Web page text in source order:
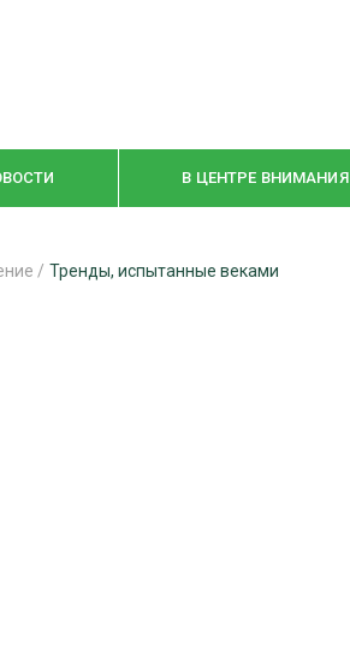
В ЦЕНТРЕ ВНИМАНИЯ
/ Тренды, испытанные веками